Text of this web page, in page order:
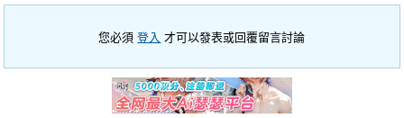
您必須登入 才可以發表或回覆留言討論